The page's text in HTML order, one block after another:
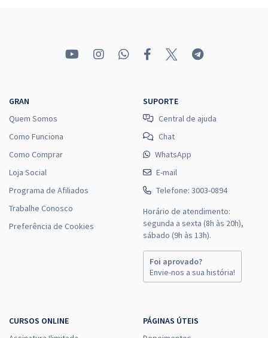
GRAN
Quem Somos
Como Funciona
Como Comprar
Loja Social
Programa de Afiliados
Trabalhe Conosco
Preferência de Cookies
SUPORTE
Central de ajuda
Chat
WhatsApp
E-mail
Telefone: 3003-0894
Horário de atendimento:
segunda a sexta (8h às 20h),
sábado (9h às 13h).
Foi aprovado?
Envie-nos a sua história!
CURSOS ONLINE
PÁGINAS ÚTEIS